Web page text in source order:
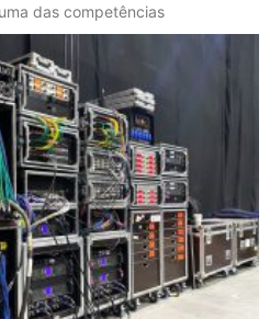
das competências